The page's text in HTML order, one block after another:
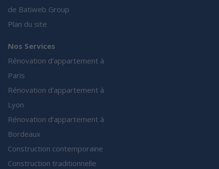
de Batiweb Group
Plan du site
Nos Services
Rénovation d’appartement à
Paris
Rénovation d’appartement à
Lyon
Rénovation d’appartement à
Bordeaux
Construction contemporaine
Construction traditionnelle